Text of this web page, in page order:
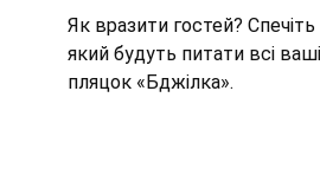
Як вразити гостей?
який будуть питати всі
пляцок «Бджілка».